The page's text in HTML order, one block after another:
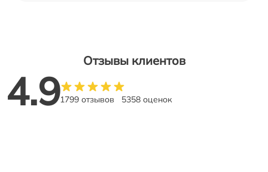
Отзывы клиентов
4.91799 отзывов 5358 оценок